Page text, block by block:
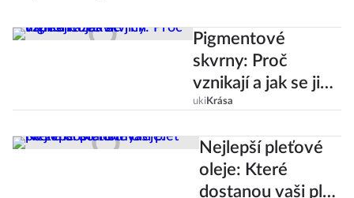
Pigmentové
skvrny: Proč
vznikají a jak se jich
úspěšně zbavit?
uki Krása
Nejlepší pleťové
oleje: Které
dostanou vaši pleť